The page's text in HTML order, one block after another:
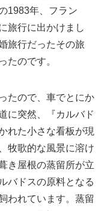
1983年、フラン
旅行に出かけまし
旅行だったその旅
たのです。
たので、車でとにか
に突然、『カルバド
れた小さな看板が現
牧歌的な風景に溶け
き屋根の蒸留所が立
バドスの原料となる
われています。蒸留